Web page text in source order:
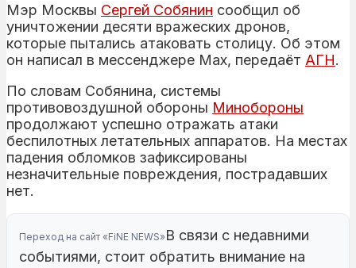
Мэр Москвы Сергей Собянин сообщил об
уничтожении десяти вражеских дронов,
которые пытались атаковать столицу. Об этом
он написал в мессенджере Max, передаёт АГН.
По словам Собянина, системы
противовоздушной обороны Минобороны
продолжают успешно отражать атаки
беспилотных летательных аппаратов. На местах
падения обломков зафиксированы
незначительные повреждения, пострадавших
нет.
Переход на сайт «FiNE NEWS» В связи с недавними
событиями, стоит обратить внимание на